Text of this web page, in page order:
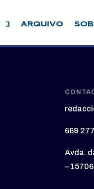
ARQUIVO
669
Avda.
–